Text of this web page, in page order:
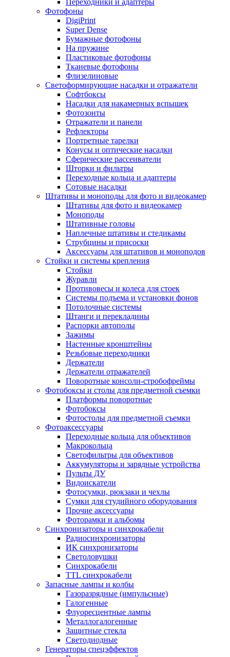
Переходники и адаптеры
Фотофоны
DigiPrint
Super Dense
Бумажные фотофоны
На пружине
Пластиковые фотофоны
Тканевые фотофоны
Флизелиновые
Светоформирующие насадки и отражатели
Софтбоксы
Насадки для накамерных вспышек
Фотозонты
Отражатели и панели
Рефлекторы
Портретные тарелки
Конусы и оптические насадки
Сферические рассеиватели
Шторки и фильтры
Переходные кольца и адаптеры
Сотовые насадки
Штативы и моноподы для фото и видеокамер
Штативы для фото и видеокамер
Моноподы
Штативные головы
Наплечные штативы и стедикамы
Струбцины и присоски
Аксессуары для штативов и моноподов
Стойки и системы крепления
Стойки
Журавли
Противовесы и колеса для стоек
Системы подъема и установки фонов
Потолочные системы
Штанги и перекладины
Распорки автополы
Зажимы
Настенные кронштейны
Резьбовые переходники
Держатели
Держатели отражателей
Поворотные консоли-стробофреймы
Фотобоксы и столы для предметной съемки
Платформы поворотные
Фотобоксы
Фотостолы для предметной съемки
Фотоаксессуары
Переходные кольца для объективов
Макрокольца
Светофильтры для объективов
Аккумуляторы и зарядные устройства
Пульты ДУ
Видоискатели
Фотосумки, рюкзаки и чехлы
Сумки для студийного оборудования
Прочие аксессуары
Фоторамки и альбомы
Синхронизаторы и синхрокабели
Радиосинхронизаторы
ИК синхронизаторы
Светоловушки
Синхрокабели
TTL синхрокабели
Запасные лампы и колбы
Газоразрядные (импульсные)
Галогенные
Флуоресцентные лампы
Металлогалогенные
Защитные стекла
Светодиодные
Генераторы спецэффектов